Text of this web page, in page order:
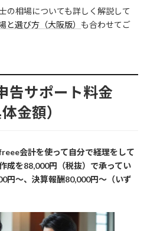
の相場についても詳しく解説して
と選び方（大阪版） も合わせてご
告サポート料金
金額）
会計を使って自分で経理をして
成を88,000円（税抜）で承ってい
円〜、決算報酬80,000円〜（いず